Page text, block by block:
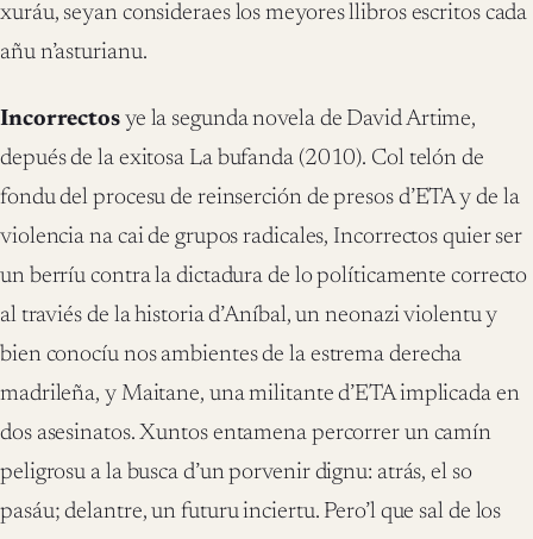
xuráu, seyanconsideraes los meyores llibros escritos cada
añu n’asturianu.
Incorrectos ye la segunda novela de David Artime,
depués de la exitosa La bufanda (2010). Col telón de
fondu del procesu de reinserción de presos d’ETA y de la
violencia na cai de grupos radicales, Incorrectos quier ser
un berríu contra la dictadura de lo políticamente correcto
al traviés de la historia d’Aníbal,un neonaziviolentu y
bien conocíu nos ambientes de la estrema derecha
madrileña, yMaitane, una militante d’ETA implicada en
dos asesinatos. Xuntos entamena percorrer un camín
peligrosu a la busca d’un porvenir dignu: atrás, el so
pasáu; delantre, un futuru inciertu. Pero’l que sal de los